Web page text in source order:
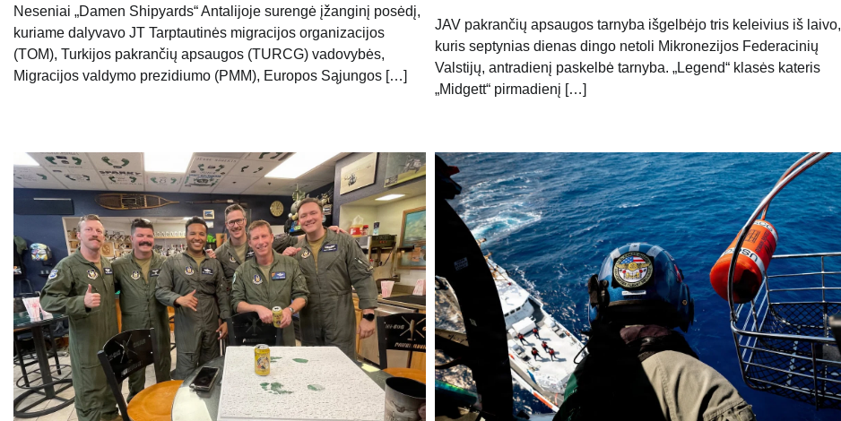
Neseniai „Damen Shipyards“ Antalijoje surengė įžanginį posėdį,
kuriame dalyvavo JT Tarptautinės migracijos organizacijos
(TOM), Turkijos pakrančių apsaugos (TURCG) vadovybės,
Migracijos valdymo prezidiumo (PMM), Europos Sąjungos […]
JAV pakrančių apsaugos tarnyba išgelbėjo tris keleivius iš laivo,
kuris septynias dienas dingo netoli Mikronezijos Federacinių
Valstijų, antradienį paskelbė tarnyba. „Legend“ klasės kateris
„Midgett“ pirmadienį […]